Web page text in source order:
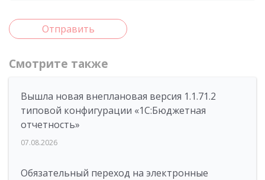
Отправить
Смотрите также
Вышла новая внеплановая версия 1.1.71.2
типовой конфигурации «1C:Бюджетная
отчетность»
07.08.2026
Обязательный переход на электронные